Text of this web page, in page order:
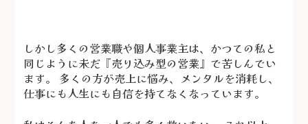
しかし多くの営業職や個人事業主は、かつての私と
同じように未だ『売り込み型の営業』で苦しんでい
ます。 多くの方が売上に悩み、メンタルを消耗し、
仕事にも人生にも自信を持てなくなっています。